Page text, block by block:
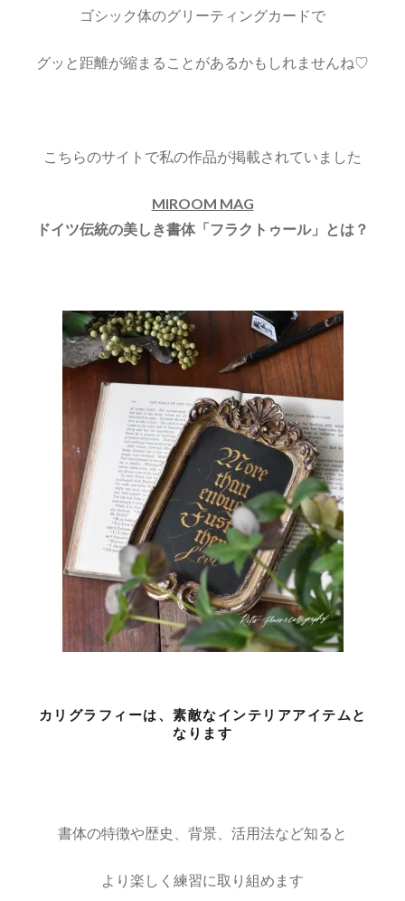
ゴシック体のグリーティングカードで
グッと距離が縮まることがあるかもしれませんね♡
こちらのサイトで私の作品が掲載されていました
MIROOM MAG
ドイツ伝統の美しき書体「フラクトゥール」とは？
カリグラフィーは、素敵なインテリアアイテムと
なります
書体の特徴や歴史、背景、活用法など知ると
より楽しく練習に取り組めます